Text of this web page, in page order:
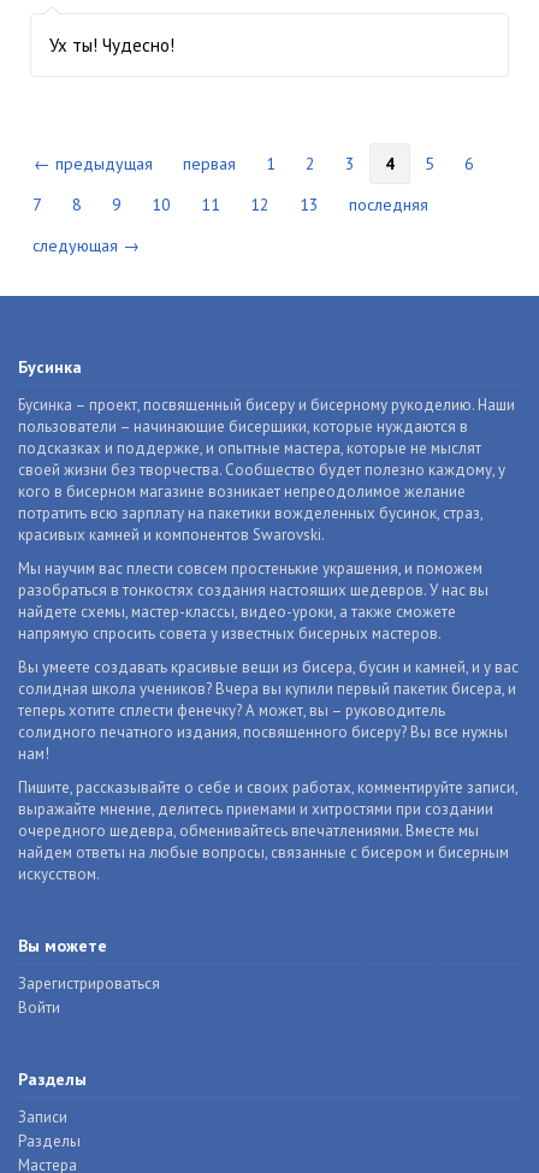
Ух ты! Чудесно!
← предыдущая первая 1 2 3 4 5
6
7
8 9 10 11 12 13
последняя
следующая →
Бусинка
Бусинка – проект, посвященный бисеру и бисерному рукоделию. Наши
пользователи – начинающие бисерщики, которые нуждаются в
подсказках и поддержке, и опытные мастера, которые не мыслят
своей жизни без творчества. Сообщество будет полезно каждому, у
кого в бисерном магазине возникает непреодолимое желание
потратить всю зарплату на пакетики вожделенных бусинок, страз,
красивых камней и компонентов Swarovski.
Мы научим вас плести совсем простенькие украшения, и поможем
разобраться в тонкостях создания настоящих шедевров. У нас вы
найдете схемы, мастер-классы, видео-уроки, а также сможете
напрямую спросить совета у известных бисерных мастеров.
Вы умеете создавать красивые вещи из бисера, бусин и камней, и у вас
солидная школа учеников? Вчера вы купили первый пакетик бисера, и
теперь хотите сплести фенечку? А может, вы – руководитель
солидного печатного издания, посвященного бисеру? Вы все нужны
нам!
Пишите, рассказывайте о себе и своих работах, комментируйте записи,
выражайте мнение, делитесь приемами и хитростями при создании
очередного шедевра, обменивайтесь впечатлениями. Вместе мы
найдем ответы на любые вопросы, связанные с бисером и бисерным
искусством.
Вы можете
Зарегистрироваться
Войти
Разделы
Записи
Разделы
Мастера